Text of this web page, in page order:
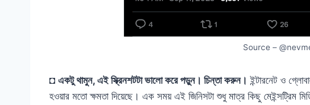
Source –
◘ একটু থামুন, এই স্ক্রিনশটটা ভালো করে পড়ুন। চিন্তা করুন। ইন্টারনেট ও
হওয়ার মতো ক্ষমতা দিয়েছে। এক সময় এই জিনিসটা শুধু মাত্র কিছু মেইন্সট্রিম